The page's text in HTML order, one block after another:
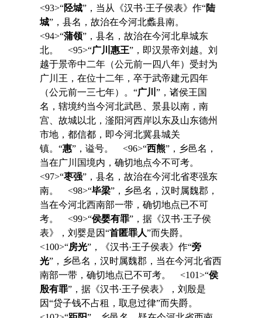
<93>“陉城”，当从《汉书·王子侯表》作“陆
城”，县名，故治在今河北蠡县南。
<94>“蒲领”，县名，故治在今河北阜城东
北。 <95>“广川惠王”，即汉景帝刘越。刘
越于景帝中二年（公元前一四八年）受封为
广川王，在位十二年，卒于武帝建元四年
（公元前一三七年）。“广川 ”，诸侯王国
名，辖境约当今河北武邑、景县以南，南
宫、故城以北，滏阳河西岸以东及山东德州
市地，都信都，即今河北冀县城关
镇。“惠”，谥号。 <96>“西熊”，乡邑名，
当在广川国境内，确切地点今不可考。
<97>“枣强”，县名，故治在今河北省枣强东
南。 <98>“毕梁”，乡邑名，汉时属魏郡，
当在今河北西南部一带，确切地点已不可
考。 <99>“侯婴有罪”，据《汉书·王子侯
表》，刘婴是因“首匿罪人”而失爵。
<100>“房光”，《汉书·王子侯表》作“旁
光”，乡邑名，汉时属魏郡，当在今河北省西
南部一带，确切地点已不可考。 <101>“侯
殷有罪”，据《汉书·王子侯表》，刘殷是
因“贷子钱不占租，取息过律”而失爵。